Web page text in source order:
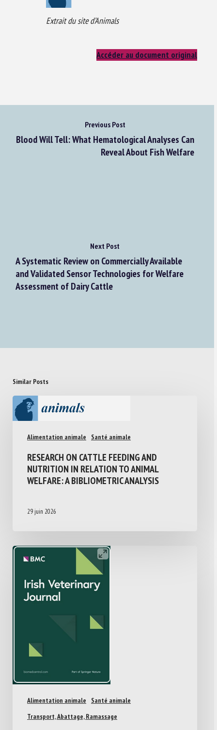
Extrait du site d’Animals
Accéder au document original
Previous Post
Blood Will Tell: What Hematological Analyses Can
Reveal About Fish Welfare
Next Post
A Systematic Review on Commercially Available
and Validated Sensor Technologies for Welfare
Assessment of Dairy Cattle
Similar Posts
Alimentation animale Santé animale
RESEARCH ON CATTLE FEEDING AND
NUTRITION IN RELATION TO ANIMAL
WELFARE: A BIBLIOMETRIC ANALYSIS
29 juin 2026
Alimentation animale
Santé animale
Transport, Abattage, Ramassage